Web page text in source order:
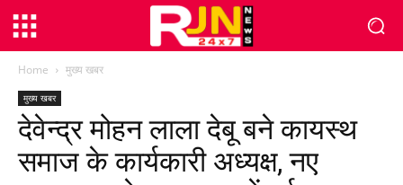
Home मुख्य खबर
मुख्य खबर
देवेन्द्र मोहन लाला देबू बने कायस्थ
समाज के कार्यकारी अध्यक्ष, नए